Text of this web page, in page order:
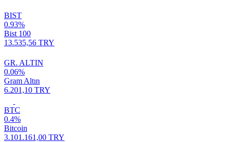
BIST
0.93%
Bist 100
13.535,56 TRY
GR. ALTIN
0.06%
Gram Altın
6.201,10 TRY
BTC
0.4%
Bitcoin
3.101.161,00 TRY